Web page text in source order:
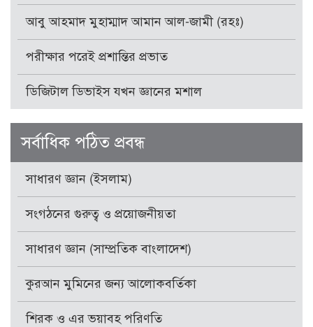
আবু আহমাদ মুহাম্মাদ আমান আল-জামী (রহঃ)
পরীক্ষার পরেই প্রশান্তির প্রভাত
ডিজিটাল ডিভাইস যখন জ্ঞানের মশাল
সর্বাধিক পঠিত প্রবন্ধ
সাধারণ জ্ঞান (ইসলাম)
সংগঠনের গুরুত্ব ও প্রয়োজনীয়তা
সাধারণ জ্ঞান (সাম্প্রতিক বাংলাদেশ)
কুরআন মুমিনের জন্য আলোকবর্তিকা
শিরক ও এর ভয়াবহ পরিণতি